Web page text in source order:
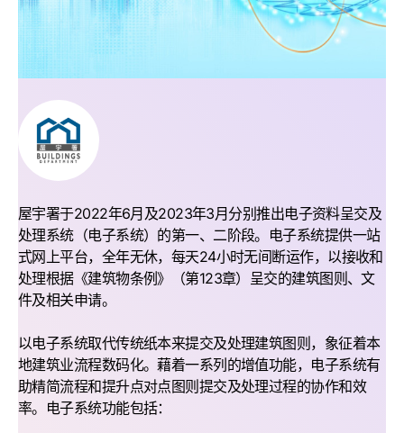
屋宇署于2022年6月及2023年3月分别推出电子资料呈交及
处理系统（电子系统）的第一、二阶段。电子系统提供一站
式网上平台，全年无休，每天24小时无间断运作，以接收和
处理根据《建筑物条例》（第123章）呈交的建筑图则、文
件及相关申请。
以电子系统取代传统纸本来提交及处理建筑图则，象征着本
地建筑业流程数码化。藉着一系列的增值功能，电子系统有
助精简流程和提升点对点图则提交及处理过程的协作和效
率。电子系统功能包括：